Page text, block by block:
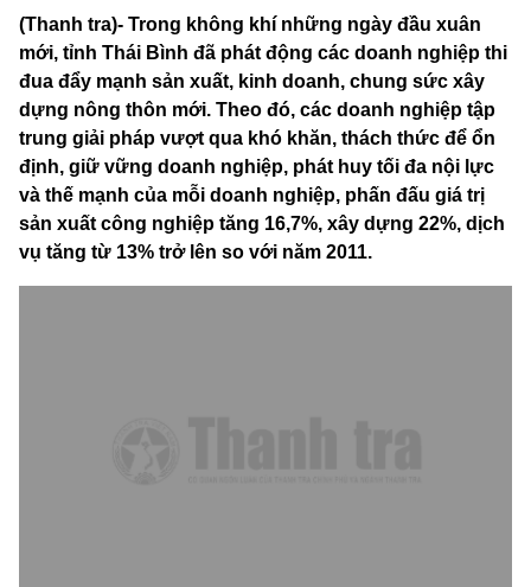
(Thanh tra)- Trong không khí những ngày đầu xuân
mới, tỉnh Thái Bình đã phát động các doanh nghiệp thi
đua đẩy mạnh sản xuất, kinh doanh, chung sức xây
dựng nông thôn mới. Theo đó, các doanh nghiệp tập
trung giải pháp vượt qua khó khăn, thách thức để ổn
định, giữ vững doanh nghiệp, phát huy tối đa nội lực
và thế mạnh của mỗi doanh nghiệp, phấn đấu giá trị
sản xuất công nghiệp tăng 16,7%, xây dựng 22%, dịch
vụ tăng từ 13% trở lên so với năm 2011.